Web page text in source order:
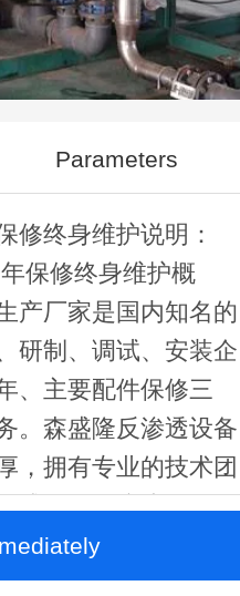
修终身维护
Parameters
修终身维护说明：
保修终身维护概
产厂家是国内知名的
研制、调试、安装企
、主要配件保修三
。森盛隆反渗透设备
，拥有专业的技术团
盛名，用户遍及全国